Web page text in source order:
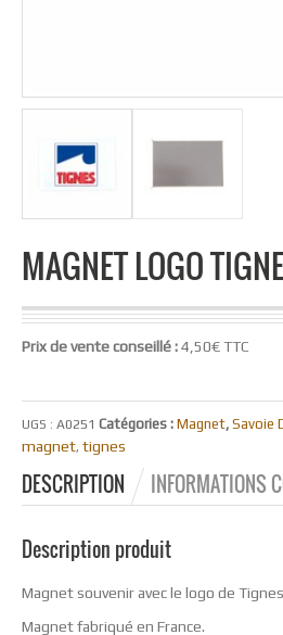
MAGNET LOGO
Prix de vente conseillé :4,50€ TTC
UGS : A0251 Catégories : Magnet, Savoie
magnet, tignes
DESCRIPTION INFORMATIONS
Description produit
Magnet souvenir avec le logo de
Magnet fabriqué en France.